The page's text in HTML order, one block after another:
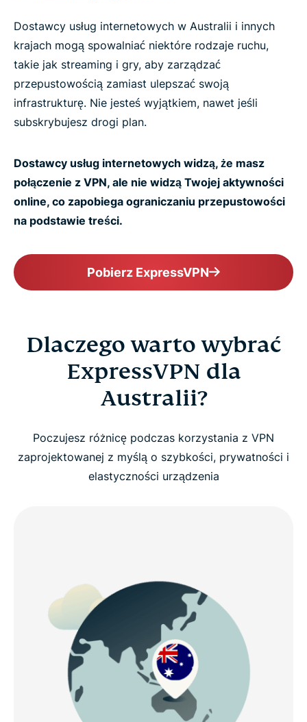
Dostawcy usług internetowych w Australii i innych
krajach mogą spowalniać niektóre rodzaje ruchu,
takie jak streaming i gry, aby zarządzać
przepustowością zamiast ulepszać swoją
infrastrukturę. Nie jesteś wyjątkiem, nawet jeśli
subskrybujesz drogi plan.
Dostawcy usług internetowych widzą, że masz
połączenie z VPN, ale nie widzą Twojej aktywności
online, co zapobiega ograniczaniu przepustowości
na podstawie treści.
Pobierz ExpressVPN
Dlaczego warto wybrać
ExpressVPN dla
Australii?
Poczujesz różnicę podczas korzystania z VPN
zaprojektowanej z myślą o szybkości, prywatności i
elastyczności urządzenia